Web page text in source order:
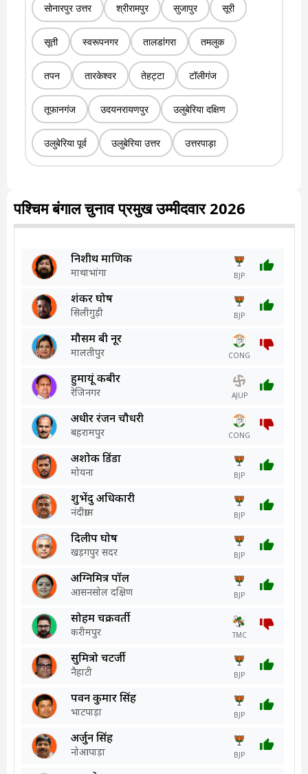
सोनारपुर उत्तर श्रीरामपुर सुजापुर सूरी
सूती स्वरूपनगर तालडांगरा तमलुक
तपन तारकेश्वर तेहट्टा टॉलीगंज
तूफानगंज उदयनरायणपुर उलुबेरिया दक्षिण
उलुबेरिया पूर्व उलुबेरिया उत्तर उत्तरपाड़ा
पश्चिम बंगाल चुनाव प्रमुख उम्मीदवार 2026